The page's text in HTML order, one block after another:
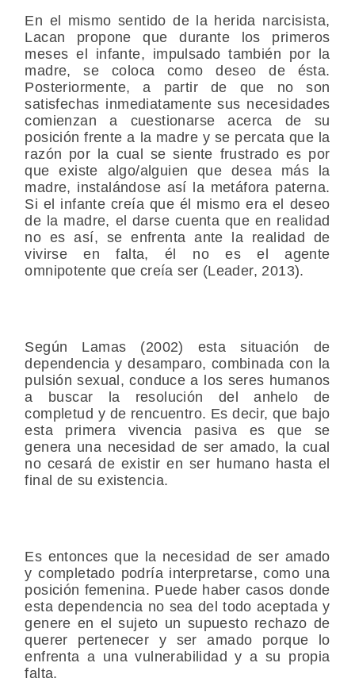
En el mismo sentido de la herida narcisista,
Lacan propone que durante los primeros
meses el infante, impulsado también por la
madre, se coloca como deseo de ésta.
Posteriormente, a partir de que no son
satisfechas inmediatamente sus necesidades
comienzan a cuestionarse acerca de su
posición frente a la madre y se percata que la
razón por la cual se siente frustrado es por
que existe algo/alguien que desea más la
madre, instalándose así la metáfora paterna.
Si el infante creía que él mismo era el deseo
de la madre, el darse cuenta que en realidad
no es así, se enfrenta ante la realidad de
vivirse en falta, él no es el agente
omnipotente que creía ser (Leader, 2013).
Según Lamas (2002) esta situación de
dependencia y desamparo, combinada con la
pulsión sexual, conduce a los seres humanos
a buscar la resolución del anhelo de
completud y de rencuentro. Es decir, que bajo
esta primera vivencia pasiva es que se
genera una necesidad de ser amado, la cual
no cesará de existir en ser humano hasta el
final de su existencia.
Es entonces que la necesidad de ser amado
y completado podría interpretarse, como una
posición femenina. Puede haber casos donde
esta dependencia no sea del todo aceptada y
genere en el sujeto un supuesto rechazo de
querer pertenecer y ser amado porque lo
enfrenta a una vulnerabilidad y a su propia
falta.